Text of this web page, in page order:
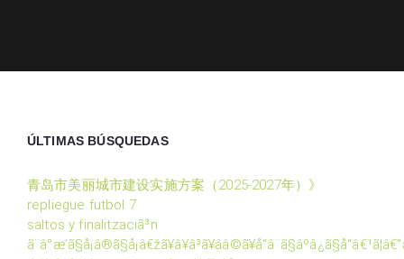
ÚLTIMAS BÚSQUEDAS
青岛市美丽城市建设实施方案（2025-2027年）》
repliegue futbol 7
saltos y finalitzaciã³n